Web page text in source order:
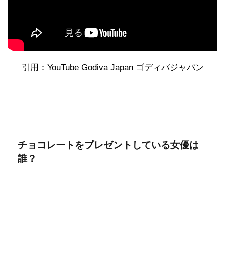
引用：YouTube Godiva Japan ゴディバジャパン
チョコレートをプレゼントしている女優は
誰？